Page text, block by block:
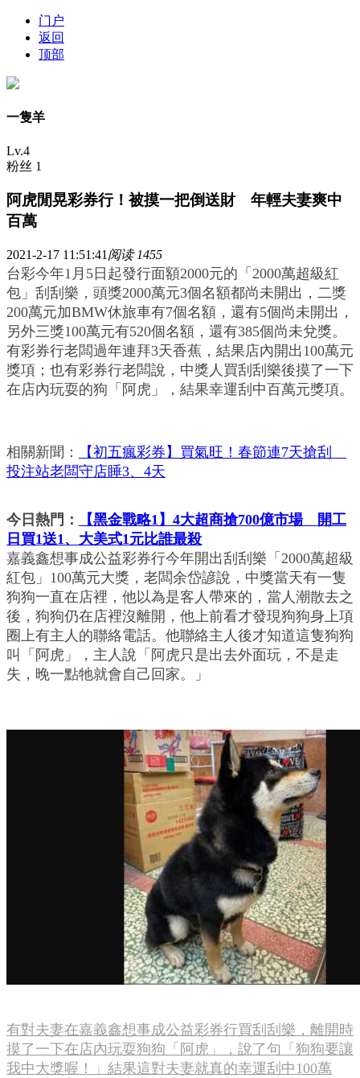
门户
返回
顶部
一隻羊
Lv.4
粉丝 1
阿虎閒晃彩券行！被摸一把倒送財 年輕夫妻爽中
百萬
2021-2-17 11:51:41 阅读 1455
台彩今年1月5日起發行面額2000元的「2000萬超級紅
包」刮刮樂，頭獎2000萬元3個名額都尚未開出，二獎
200萬元加BMW休旅車有7個名額，還有5個尚未開出，
另外三獎100萬元有520個名額，還有385個尚未兌獎。
有彩券行老闆過年連拜3天香蕉，結果店內開出100萬元
獎項；也有彩券行老闆說，中獎人買刮刮樂後摸了一下
在店內玩耍的狗「阿虎」，結果幸運刮中百萬元獎項。
相關新聞：
【初五瘋彩券】買氣旺！春節連7天搶刮
投注站老闆守店睡3、4天
今日熱門：
【黑金戰略1】4大超商搶700億市場 開工
日買1送1、大美式1元比誰最殺
嘉義鑫想事成公益彩券行今年開出刮刮樂「2000萬超級
紅包」100萬元大獎，老闆余岱諺說，中獎當天有一隻
狗狗一直在店裡，他以為是客人帶來的，當人潮散去之
後，狗狗仍在店裡沒離開，他上前看才發現狗狗身上項
圈上有主人的聯絡電話。他聯絡主人後才知道這隻狗狗
叫「阿虎」，主人說「阿虎只是出去外面玩，不是走
失，晚一點牠就會自己回家。」
有對夫妻在嘉義鑫想事成公益彩券行買刮刮樂，離開時
摸了一下在店內玩耍狗狗「阿虎」，說了句「狗狗要讓
我中大獎喔！」結果這對夫妻就真的幸運刮中100萬